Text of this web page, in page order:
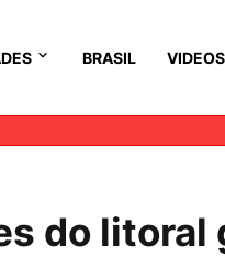
BRASIL VIDEOS
do